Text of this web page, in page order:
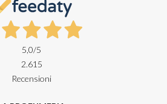
5,0/5
2.615
Recensioni